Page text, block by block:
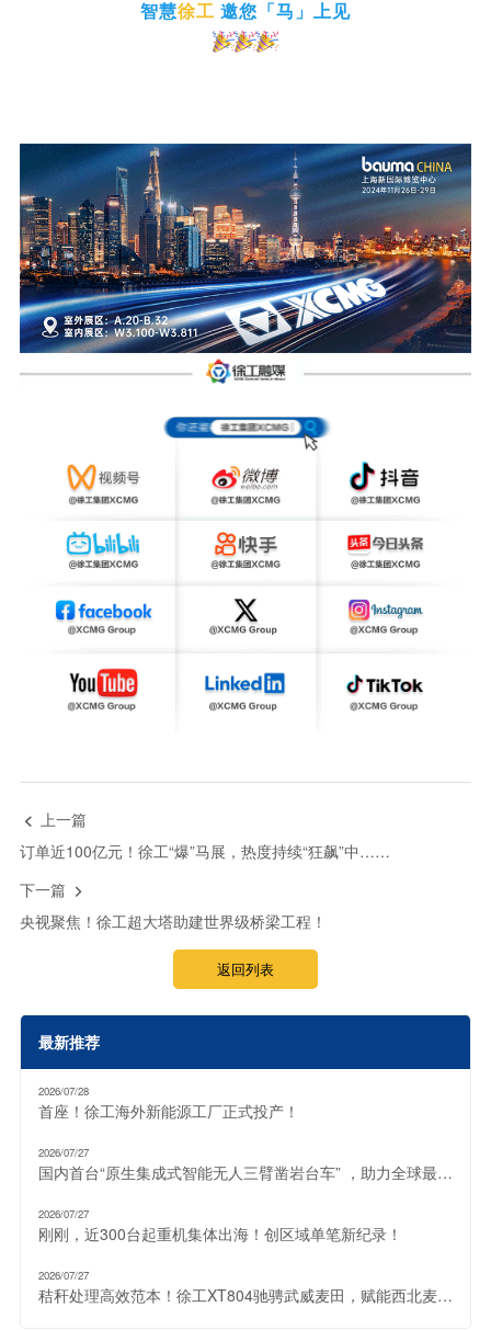
智慧徐工 邀您「马」上见
 上一篇
订单近100亿元！徐工“爆”马展，热度持续“狂飙”中……
下一篇

央视聚焦！徐工超大塔助建世界级桥梁工程！
返回列表
最新推荐
2026/07/28
首座！徐工海外新能源工厂正式投产！
2026/07/27
国内首台“原生集成式智能无人三臂凿岩台车” ，助力全球最大“超级充电宝”！
2026/07/27
刚刚，近300台起重机集体出海！创区域单笔新纪录！
2026/07/27
秸秆处理高效范本！徐工XT804驰骋武威麦田，赋能西北麦收提质增效